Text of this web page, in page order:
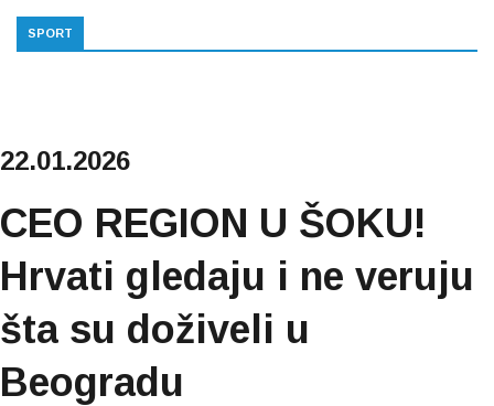
SPORT
22.01.2026
CEO REGION U ŠOKU!
Hrvati gledaju i ne veruju
šta su doživeli u
Beogradu